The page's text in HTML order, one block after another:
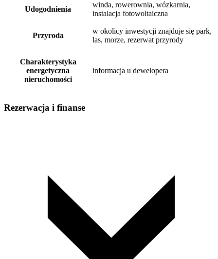
Udogodnienia
winda, rowerownia, wózkarnia,
instalacja fotowoltaiczna
Przyroda
w okolicy inwestycji znajduje się park,
las, morze, rezerwat przyrody
Charakterystyka
energetyczna
nieruchomości
informacja u dewelopera
Rezerwacja i finanse